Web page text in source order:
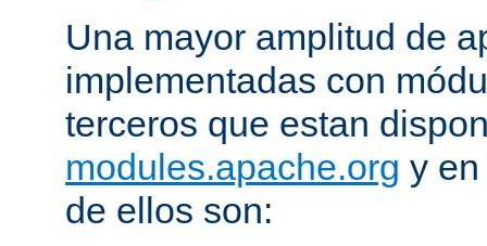
Una mayor amplitud de
implementadas con
terceros que estan
modules.apache.org y
de ellos son: